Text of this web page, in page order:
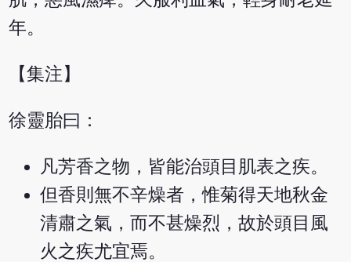
年。
【集注】
徐靈胎曰：
凡芳香之物，皆能治頭目肌表之疾。
但香則無不辛燥者，惟菊得天地秋金
清肅之氣，而不甚燥烈，故於頭目風
火之疾尤宜焉。